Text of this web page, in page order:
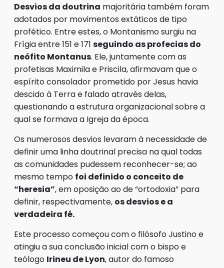
Desvios da doutrina majoritária também foram
adotados por movimentos extáticos de tipo
profético. Entre estes, o Montanismo surgiu na
Frígia entre 151 e 171 seguindo as profecias do
neófito Montanus. Ele, juntamente com as
profetisas Maximila e Priscila, afirmavam que o
espírito consolador prometido por Jesus havia
descido à Terra e falado através delas,
questionando a estrutura organizacional sobre a
qual se formava a Igreja da época.
Os numerosos desvios levaram à necessidade de
definir uma linha doutrinal precisa na qual todas
as comunidades pudessem reconhecer-se; ao
mesmo tempo foi definido o conceito de
“heresia”, em oposição ao de “ortodoxia” para
definir, respectivamente, os desvios e a
verdadeira fé.
Este processo começou com o filósofo Justino e
atingiu a sua conclusão inicial com o bispo e
teólogo Irineu de Lyon, autor do famoso